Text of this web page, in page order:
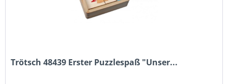
Trötsch 48439 Erster Puzzlespaß "Unser...